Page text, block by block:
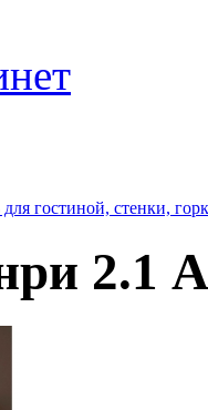
гостиной, стенки,
2.1